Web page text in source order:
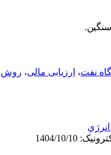
سنگین.
، ارزیابی مالی، روش
انرژي